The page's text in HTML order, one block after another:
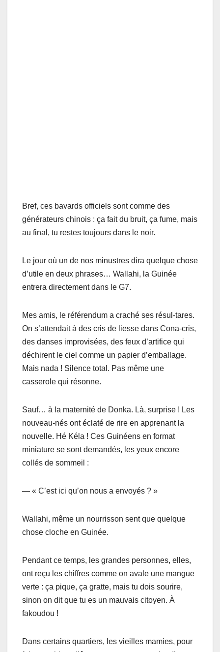
Bref, ces bavards officiels sont comme des
générateurs chinois : ça fait du bruit, ça fume, mais
au final, tu restes toujours dans le noir.
Le jour où un de nos minustres dira quelque chose
d’utile en deux phrases… Wallahi, la Guinée
entrera directement dans le G7.
Mes amis, le référendum a craché ses résul-tares.
On s’attendait à des cris de liesse dans Cona-cris,
des danses improvisées, des feux d’artifice qui
déchirent le ciel comme un papier d’emballage.
Mais nada ! Silence total. Pas même une
casserole qui résonne.
Sauf… à la maternité de Donka. Là, surprise ! Les
nouveau-nés ont éclaté de rire en apprenant la
nouvelle. Hé Kéla ! Ces Guinéens en format
miniature se sont demandés, les yeux encore
collés de sommeil :
— « C’est ici qu’on nous a envoyés ? »
Wallahi, même un nourrisson sent que quelque
chose cloche en Guinée.
Pendant ce temps, les grandes personnes, elles,
ont reçu les chiffres comme on avale une mangue
verte : ça pique, ça gratte, mais tu dois sourire,
sinon on dit que tu es un mauvais citoyen. À
fakoudou !
Dans certains quartiers, les vieilles mamies, pour